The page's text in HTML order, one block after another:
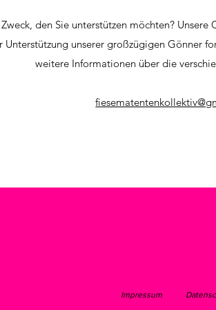
den Sie unterstützen möchten?
unserer großzügigen Gönner
weitere Informationen über die
Impressum